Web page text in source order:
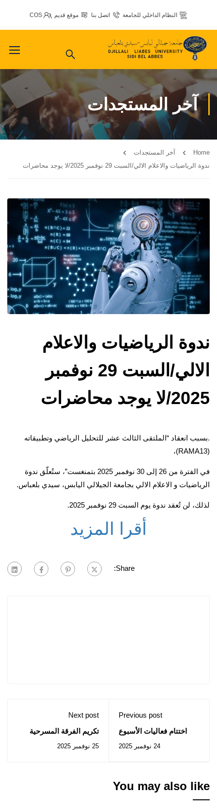
النظام الداخلي للجامعة اتصل بنا موقع قديم COS
آخر المستجدات
Home
آخر المستجدات
ندوة الرياضيات والاعلام الالي/السبت 29 نوفمبر 2025/لا يوجد محاضرات
ندوة الرياضيات والاعلام
الالي/السبت 29 نوفمبر
2025/لا يوجد محاضرات
.بسبب انعقاد “الملتقى الثالث عشر للتحليل الرياضي وتطبيقاته
(RAMA13)،
في الفترة من 26 إلى 30 نوفمبر 2025 بتمنغست”، ستُعلّق ندوة
الرياضيات و الاعلام الالي بجامعة الجيلالي اليابس، سيدي بلعباس.
لذلك، لن تُعقد ندوة يوم السبت 29 نوفمبر 2025.
أقرا المزيد
Share:
Previous post
اختتام فعاليات الأسبوع
بالمكتبة المركزية "عبوني
24 نوفمبر 2025
Next post
تكريم الفرقة المسرحية
25 نوفمبر 2025
You may also like